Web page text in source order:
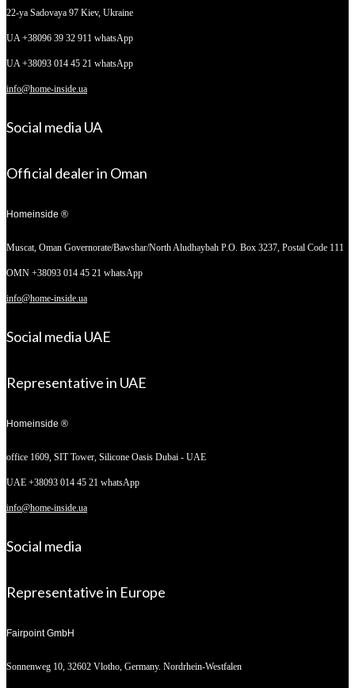
22-ya Sadovaya 97 Kiev, Ukraine
UA +38096 39 32 911 whatsApp
UA +38093 014 45 21 whatsApp
info@home-inside.ua
Social media UA
Official dealer in Oman
Homeinside ®
Muscat, Oman Governorate/Bawshar/North Aludhaybah P.O. Box 3237, Postal Code 111
OMN +38093 014 45 21 whatsApp
info@home-inside.ua
Social media UAE
Representative in UAE
Homeinside ®
office 1609, SIT Tower, Silicone Oasis Dubai - UAE
UAE +38093 014 45 21 whatsApp
info@home-inside.ua
Social media
Representative in Europe
Fairpoint GmbH
Sonnenweg 10, 32602 Vlotho, Germany. Nordrhein-Westfalen